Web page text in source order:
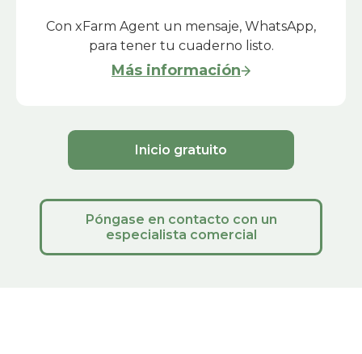
Con xFarm Agent un mensaje, WhatsApp,
para tener tu cuaderno listo.
Más información
Inicio gratuito
Póngase en contacto con un
especialista comercial